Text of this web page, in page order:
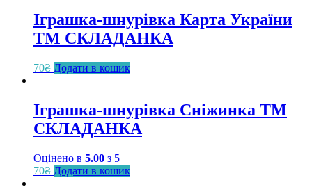
Іграшка-шнурівка Карта України
ТМ СКЛАДАНКА
70₴ Додати в кошик
Іграшка-шнурівка Сніжинка ТМ
СКЛАДАНКА
Оцінено в 5.00 з 5
70₴ Додати в кошик